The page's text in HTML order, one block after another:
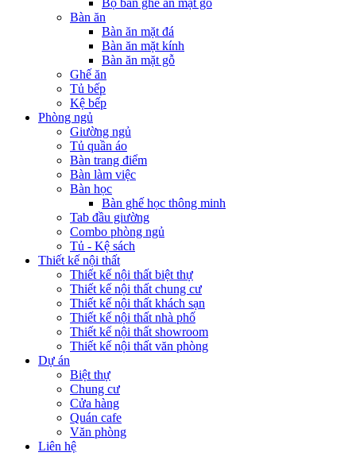
Bộ bàn ghế ăn mặt gỗ
Bàn ăn
Bàn ăn mặt đá
Bàn ăn mặt kính
Bàn ăn mặt gỗ
Ghế ăn
Tủ bếp
Kệ bếp
Phòng ngủ
Giường ngủ
Tủ quần áo
Bàn trang điểm
Bàn làm việc
Bàn học
Bàn ghế học thông minh
Tab đầu giường
Combo phòng ngủ
Tủ - Kệ sách
Thiết kế nội thất
Thiết kế nội thất biệt thự
Thiết kế nội thất chung cư
Thiết kế nội thất khách sạn
Thiết kế nội thất nhà phố
Thiết kế nội thất showroom
Thiết kế nội thất văn phòng
Dự án
Biệt thự
Chung cư
Cửa hàng
Quán cafe
Văn phòng
Liên hệ